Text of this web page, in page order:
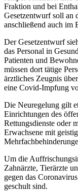
Fraktion und bei
Gesetzentwurf soll an
anschließend auch im
Der Gesetzentwurf
das Personal in
Patienten und
müssen dort tätige
ärztliches Zeugnis
eine Covid-Impfung
Die Neuregelung gilt
Einrichtungen des
Rettungsdienste oder
Erwachsene mit
Um die
Zahnärzte, Tierärzte
gegen das
geschult sind.